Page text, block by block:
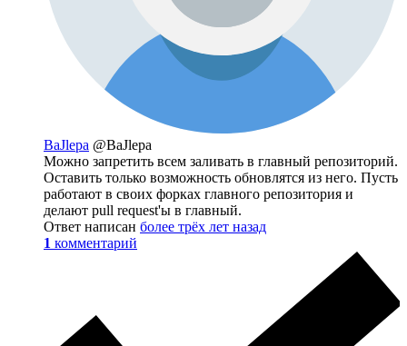
BaJlepa @BaJlepa
Можно запретить всем заливать в главный репозиторий.
Оставить только возможность обновлятся из него. Пусть
работают в своих форках главного репозитория и
делают pull request'ы в главный.
Ответ написан более трёх лет назад
1 комментарий